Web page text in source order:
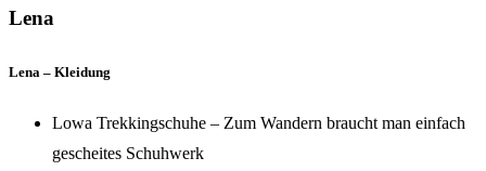
Lena
Lena – Kleidung
Lowa Trekkingschuhe – Zum Wandern braucht man einfach
gescheites Schuhwerk